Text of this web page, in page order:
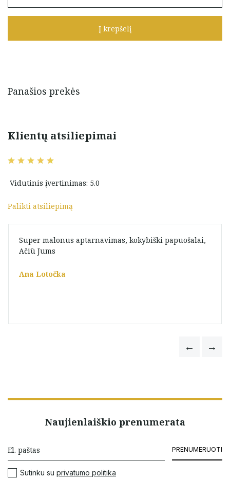
Auksiniai
Į krepšelį
Panašios prekės
Klientų atsiliepimai
Vidutinis įvertinimas: 5.0
Palikti atsiliepimą
Super malonus aptarnavimas, kokybiški papuošalai,
Ačiū Jums
Ana Lotočka
Naujienlaiškio prenumerata
PRENUMERUOTI
Sutinku su privatumo politika